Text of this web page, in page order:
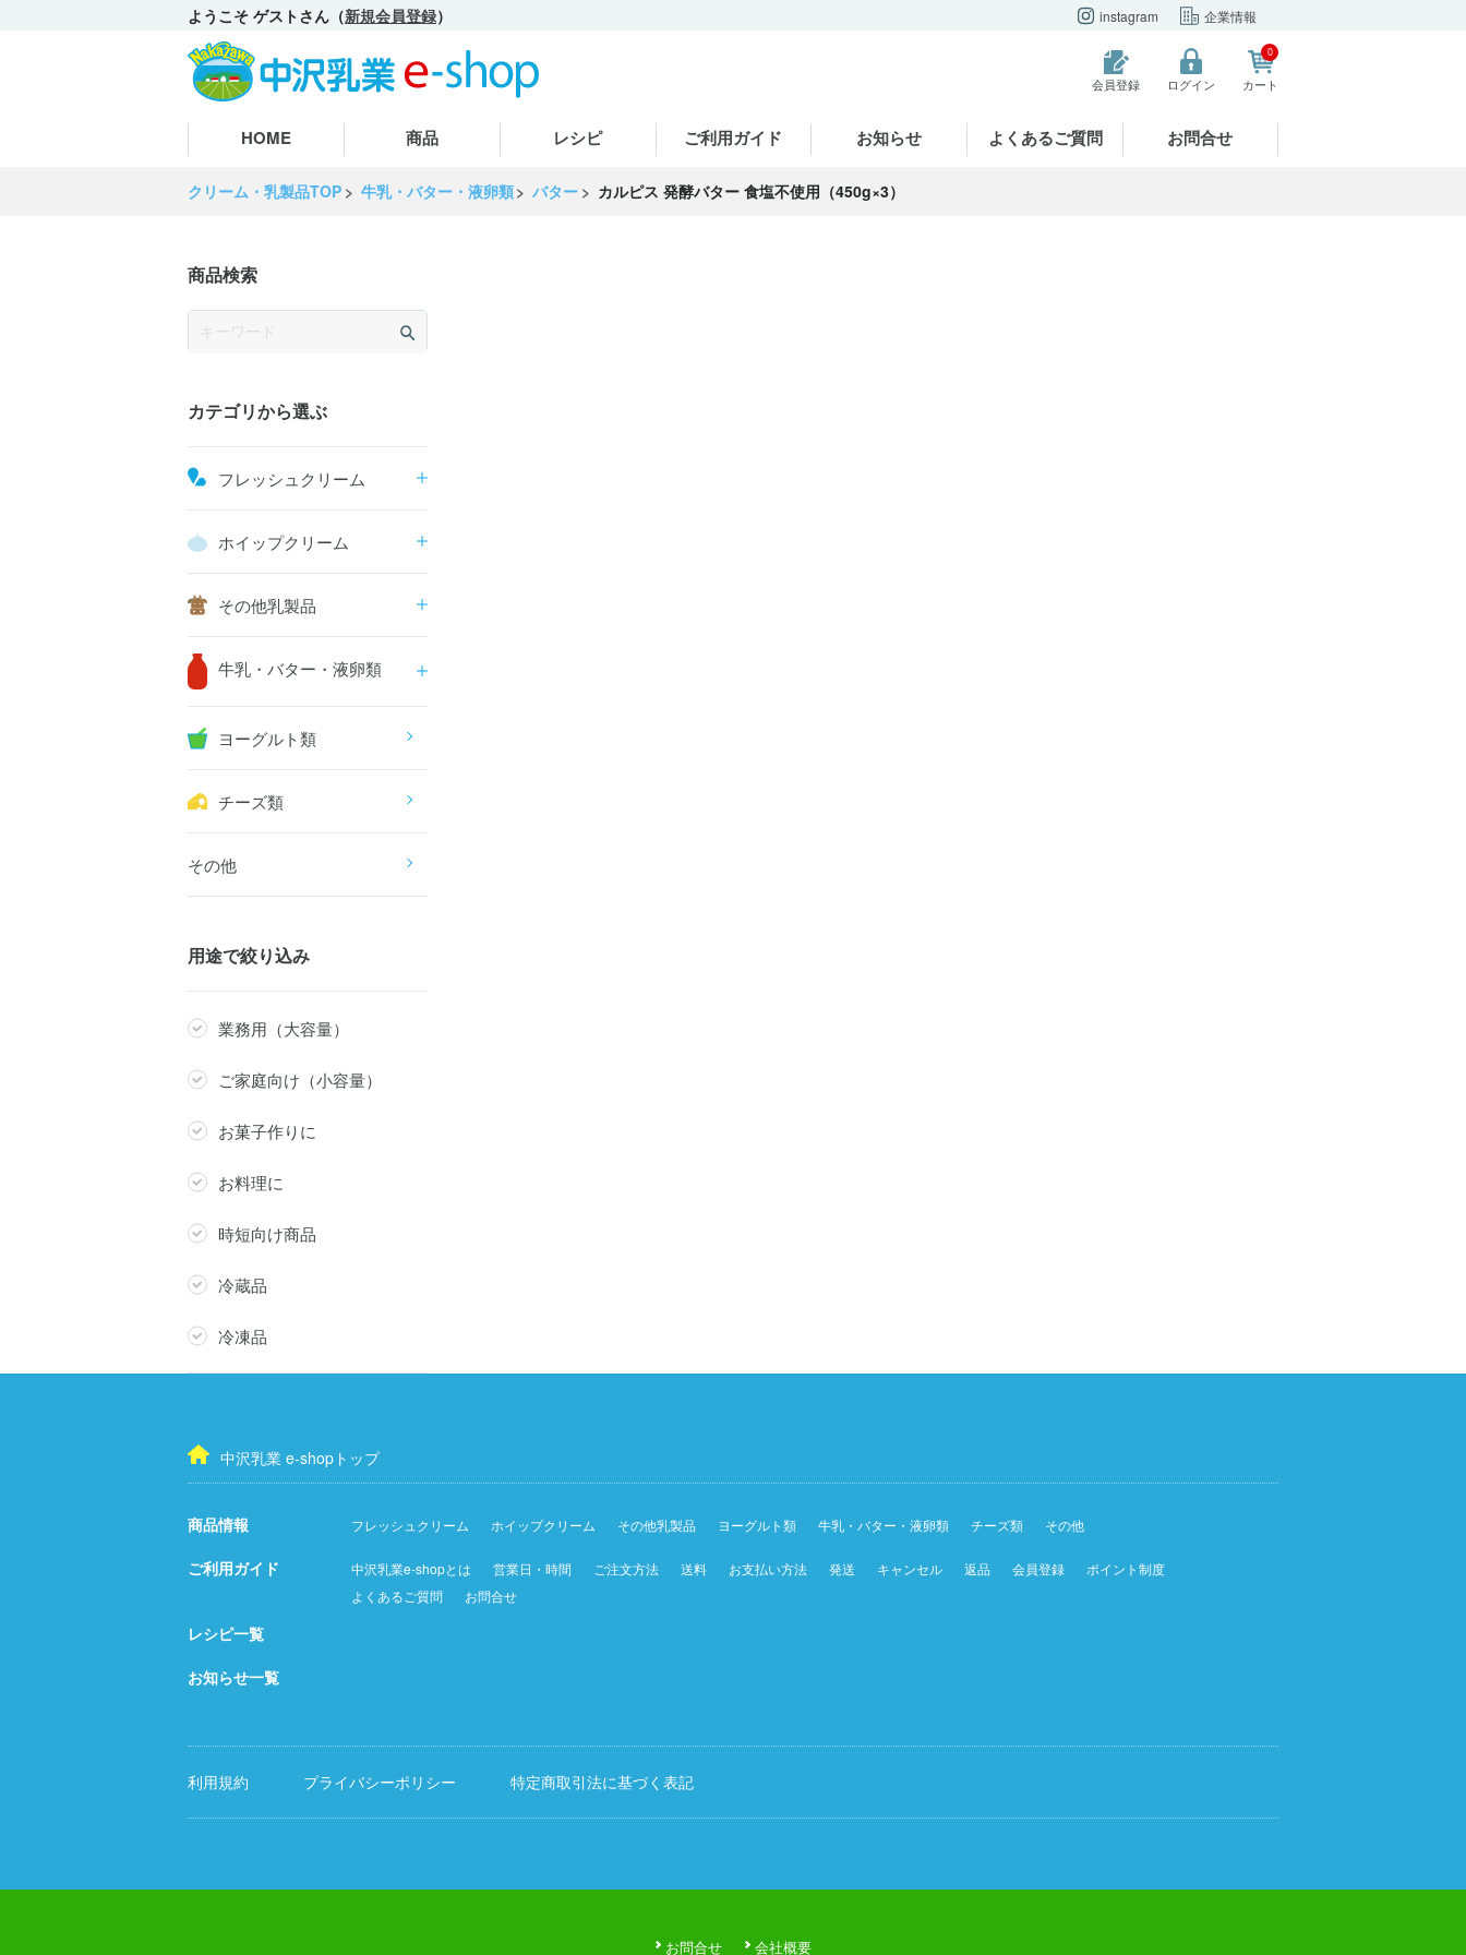
ようこそ ゲストさん（新規会員登録） instagram 企業情報
会員登録 ログイン
0
カート
HOME 商品 レシピ ご利用ガイド お知らせ よくあるご質問 お問合せ
クリーム・乳製品TOP 牛乳・バター・液卵類 バター カルピス 発酵バター 食塩不使用（450g×3）
商品検索
カテゴリから選ぶ
フレッシュクリーム
ホイップクリーム
その他乳製品
牛乳・バター・液卵類
ヨーグルト類
チーズ類
その他
用途で絞り込み
業務用（大容量）
ご家庭向け（小容量）
お菓子作りに
お料理に
時短向け商品
冷蔵品
冷凍品
中沢乳業 e-shopトップ
商品情報 フレッシュクリーム ホイップクリーム その他乳製品 ヨーグルト類 牛乳・バター・液卵類 チーズ類 その他
ご利用ガイド 中沢乳業e-shopとは 営業日・時間 ご注文方法 送料 お支払い方法 発送 キャンセル 返品 会員登録
ポイント制度
よくあるご質問
お問合せ
レシピ一覧
お知らせ一覧
利用規約 プライバシーポリシー 特定商取引法に基づく表記
お問合せ 会社概要